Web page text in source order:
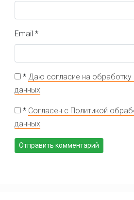
Email *
* Даю согласие на обработку
данных
* Согласен с Политикой
данных